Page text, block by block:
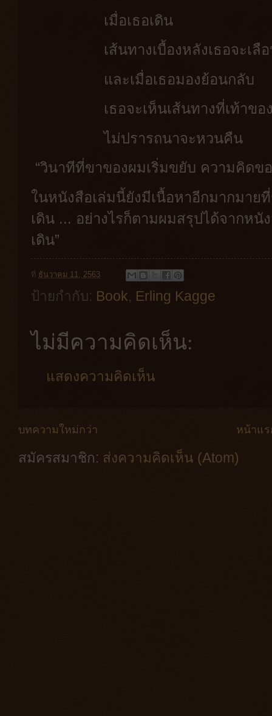
เมื่อเธอเดิน
เส้นทางเบื้องหลังเธอจะเลื
และเมื่อเธอมองย้อนกลับ
เธอจะเห็นเส้นทางที่เท้าขอ
ไม่ปรารถนาจะหวนคืน
“วินาทีที่ขาของผมเริ่มขยับ ความคิดข
ในหนังสือเล่มนี้ยังมีเนื้อหาอีกมากมาย
เดิน ... อย่างไรก็ตามผมสรุปได้จากหนั
เดิน”
ที่ ธันวาคม 11, 2563
ป้ายกำกับ: Book, Erling Kagge
ไม่มีความคิดเห็น:
แสดงความคิดเห็น
บทความใหม่กว่า หน้าแร
สมัครสมาชิก: ส่งความคิดเห็น (Atom)